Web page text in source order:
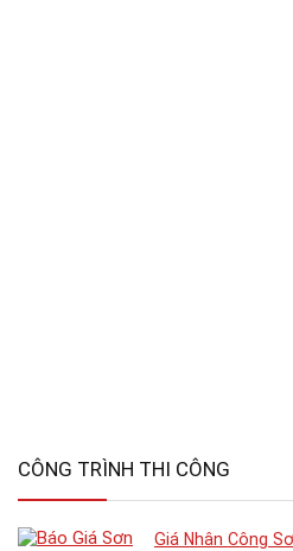
CÔNG TRÌNH THI CÔNG
Giá Nhân Công